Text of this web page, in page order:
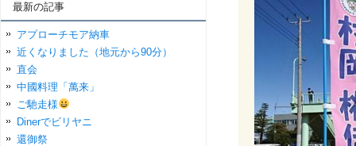
最新の記事
アプローチモア納車
近くなりました（地元から90分）
直会
中國料理「萬来」
ご馳走様
Dinerでビリヤニ
還御祭